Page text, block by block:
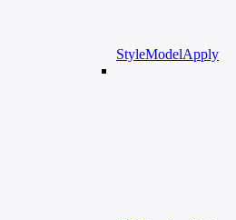
StyleModelApply